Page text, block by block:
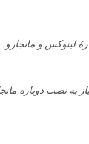
لینوکس و مانجارو.
به نصب دوباره